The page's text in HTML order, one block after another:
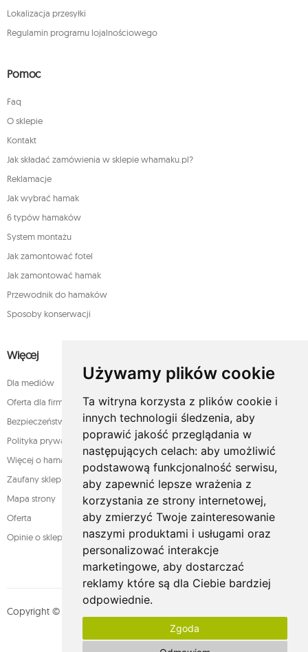
Używamy plików cookie
Ta witryna korzysta z plików cookie i
innych technologii śledzenia, aby
poprawić jakość przeglądania w
następujących celach: aby umożliwić
podstawową funkcjonalność serwisu,
aby zapewnić lepsze wrażenia z
korzystania ze strony internetowej,
aby zmierzyć Twoje zainteresowanie
naszymi produktami i usługami oraz
personalizować interakcje
marketingowe, aby dostarczać
reklamy które są dla Ciebie bardziej
odpowiednie.
Zgoda
Lokalizacja przesyłki
Regulamin programu lojalnościowego
Pomoc
Faq
O sklepie
Kontakt
Jak składać zamówienia w sklepie whamaku.pl?
Reklamacje
Jak wybrać hamak
6 typów hamaków
System montażu
Jak zamontować fotel
Jak zamontować hamak
Przewodnik do hamaków
Sposoby konserwacji
Więcej
Dla mediów
Oferta dla firm
Bezpieczeństwo płatności
Polityka prywatności
Więcej o hamakach
Zaufany sklep
Mapa strony
Oferta
Opinie o sklepie
Copyright © whamaku.pl. Wszystkie prawa zastrzeżone. Designed by
MOUTON interactive